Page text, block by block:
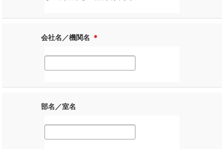
会社名／機関名 ＊
部名／室名